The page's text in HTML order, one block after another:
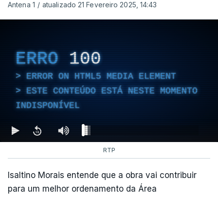
Antena 1 / atualizado 21 Fevereiro 2025, 14:43
ERRO 100
ERROR ON HTML5 MEDIA ELEMENT
ESTE CONTEÚDO ESTÁ NESTE MOMENTO
INDISPONÍVEL
RTP
Isaltino Morais entende que a obra vai contribuir
para um melhor ordenamento da Área